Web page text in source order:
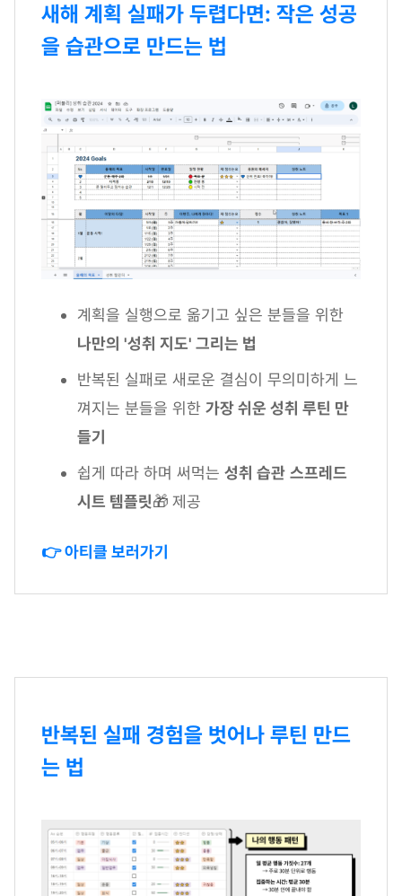
새해 계획 실패가 두렵다면: 작은 성공
을 습관으로 만드는 법
계획을 실행으로 옮기고 싶은 분들을 위한
나만의 '성취 지도' 그리는 법
반복된 실패로 새로운 결심이 무의미하게 느
껴지는 분들을 위한 가장 쉬운 성취 루틴 만
들기
쉽게 따라 하며 써먹는 성취 습관 스프레드
시트 템플릿🎁 제공
👉 아티클 보러가기
반복된 실패 경험을 벗어나 루틴 만드
는 법